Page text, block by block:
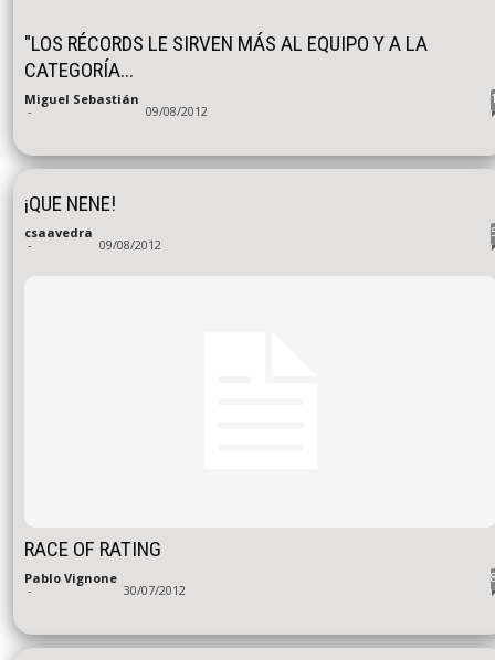
"LOS RÉCORDS LE SIRVEN MÁS AL EQUIPO Y A LA
CATEGORÍA...
Miguel Sebastián
- 09/08/2012
¡QUE NENE!
csaavedra
- 09/08/2012
RACE OF RATING
Pablo Vignone
- 30/07/2012